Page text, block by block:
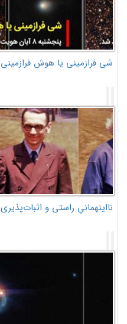
شی فرازمینی یا هوش فرازمینی
نااینهمانیِ راستی و اثبات‌پذیری